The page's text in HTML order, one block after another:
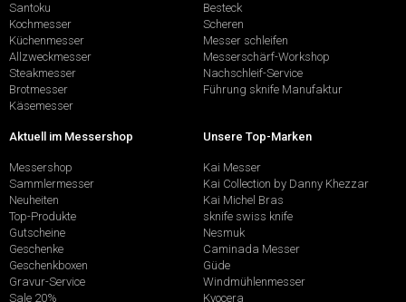
Santoku
Kochmesser
Küchenmesser
Allzweckmesser
Steakmesser
Brotmesser
Käsemesser
Besteck
Scheren
Messer schleifen
Messerschärf-Workshop
Nachschleif-Service
Führung sknife Manufaktur
Aktuell im Messershop
Messershop
Sammlermesser
Neuheiten
Top-Produkte
Gutscheine
Geschenke
Geschenkboxen
Gravur-Service
Sale 20%
Unsere Top-Marken
Kai Messer
Kai Collection by Danny Khezzar
Kai Michel Bras
sknife swiss knife
Nesmuk
Caminada Messer
Güde
Windmühlenmesser
Kyocera